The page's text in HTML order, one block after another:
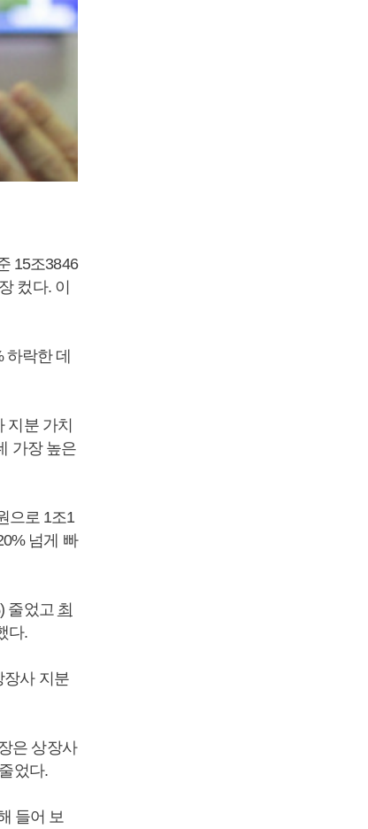
15조3846
컸다. 이
하락한 데
지분 가치
가장 높은
으로 1조1
넘게 빠
줄었고 최
다.
장사 지분
은 상장사
었다.
들어 보